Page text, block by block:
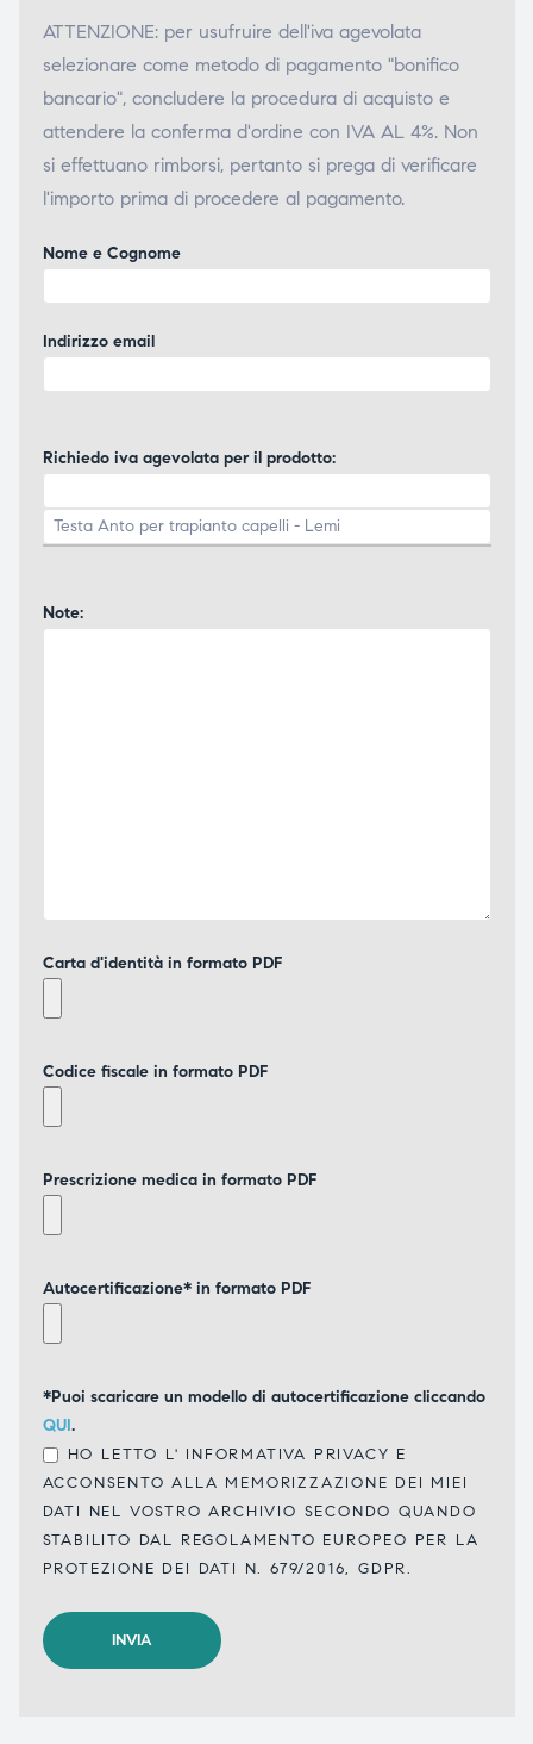
ATTENZIONE: per usufruire dell'iva agevolata
selezionare come metodo di pagamento "bonifico
bancario", concludere la procedura di acquisto e
attendere la conferma d'ordine con IVA AL 4%. Non
si effettuano rimborsi, pertanto si prega di verificare
l'importo prima di procedere al pagamento.
Nome e Cognome
Indirizzo email
Richiedo iva agevolata per il prodotto:
Note:
Carta d'identità in formato PDF
Codice fiscale in formato PDF
Prescrizione medica in formato PDF
Autocertificazione* in formato PDF
*Puoi scaricare un modello di autocertificazione cliccando
QUI.
HO LETTO L' INFORMATIVA PRIVACY E
ACCONSENTO ALLA MEMORIZZAZIONE DEI MIEI
DATI NEL VOSTRO ARCHIVIO SECONDO QUANDO
STABILITO DAL REGOLAMENTO EUROPEO PER LA
PROTEZIONE DEI DATI N. 679/2016, GDPR.